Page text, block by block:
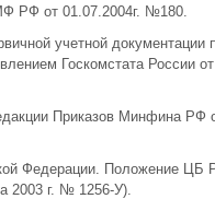
РФ от 01.07.2004г. №180.
учетной документации
Госкомстата России от
Приказов Минфина РФ
Федерации. Положение ЦБ
2003 г. № 1256-У).